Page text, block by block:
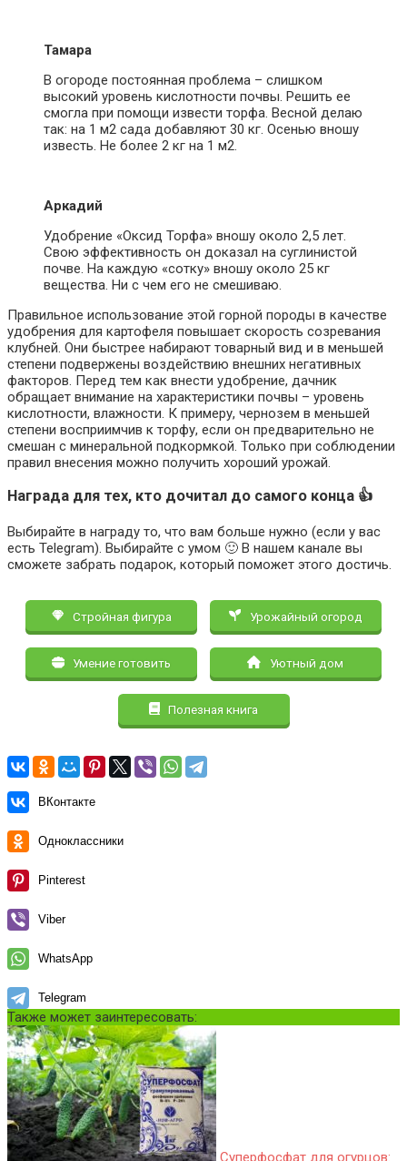
Тамара
В огороде постоянная проблема – слишком
высокий уровень кислотности почвы. Решить ее
смогла при помощи извести торфа. Весной делаю
так: на 1 м2 сада добавляют 30 кг. Осенью вношу
известь. Не более 2 кг на 1 м2.
Аркадий
Удобрение «Оксид Торфа» вношу около 2,5 лет.
Свою эффективность он доказал на суглинистой
почве. На каждую «сотку» вношу около 25 кг
вещества. Ни с чем его не смешиваю.
Правильное использование этой горной породы в качестве
удобрения для картофеля повышает скорость созревания
клубней. Они быстрее набирают товарный вид и в меньшей
степени подвержены воздействию внешних негативных
факторов. Перед тем как внести удобрение, дачник
обращает внимание на характеристики почвы – уровень
кислотности, влажности. К примеру, чернозем в меньшей
степени восприимчив к торфу, если он предварительно не
смешан с минеральной подкормкой. Только при соблюдении
правил внесения можно получить хороший урожай.
Награда для тех, кто дочитал до самого конца 👍
Выбирайте в награду то, что вам больше нужно (если у вас
есть Telegram). Выбирайте с умом 🙂 В нашем канале вы
сможете забрать подарок, который поможет этого достичь.
Стройная фигура Урожайный огород
Умение готовить Уютный дом
Полезная книга
ВКонтакте
Одноклассники
Pinterest
Viber
WhatsApp
Telegram
Также может заинтересовать:
Суперфосфат для огурцов: